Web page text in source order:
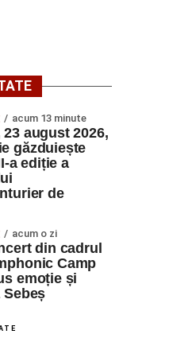
acum 13 minute
august 2026,
găzduiește
a ediție a
de
acum o zi
din cadrul
Camp
emoție și
Sebeș